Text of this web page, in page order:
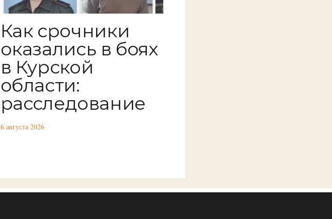
Как срочники
оказались в боях
в Курской
области:
расследование
6 августа 2026